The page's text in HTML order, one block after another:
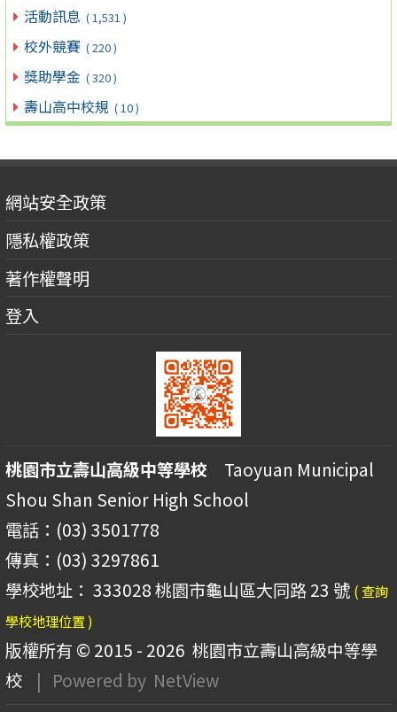
活動訊息 ( 1,531 )
校外競賽 ( 220 )
獎助學金 ( 320 )
壽山高中校規 ( 10 )
網站安全政策
隱私權政策
著作權聲明
登入
桃園市立壽山高級中等學校 Taoyuan Municipal
Shou Shan Senior High School
電話：(03) 3501778
傳真：(03) 3297861
學校地址： 333028 桃園市龜山區大同路 23 號 ( 查詢
學校地理位置 )
版權所有 © 2015 - 2026 桃園市立壽山高級中等學
校
| Powered by NetView